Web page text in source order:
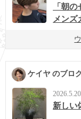
「朝
メンズ
ケイヤ のブロ
2026.5.20
新しい